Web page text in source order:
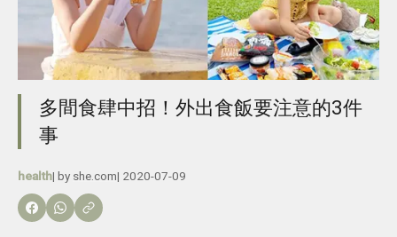
多間食肆中招！外出食飯要注意的3件
事
health| by she.com| 2020-07-09